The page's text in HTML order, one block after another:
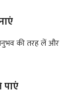
की तरह लें और